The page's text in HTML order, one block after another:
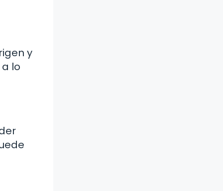
y
lo